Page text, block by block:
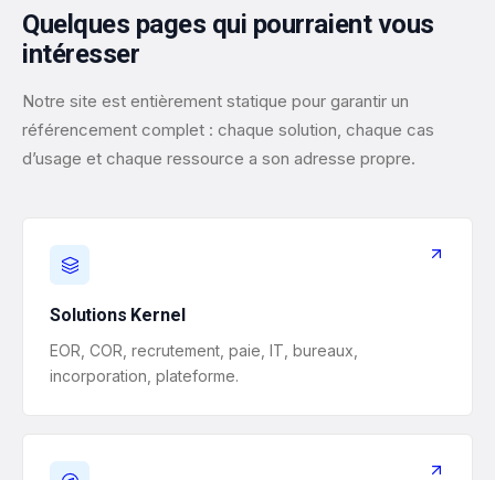
Quelques pages qui pourraient vous
intéresser
Notre site est entièrement statique pour garantir un
référencement complet : chaque solution, chaque cas
d’usage et chaque ressource a son adresse propre.
Solutions Kernel
EOR, COR, recrutement, paie, IT, bureaux,
incorporation, plateforme.